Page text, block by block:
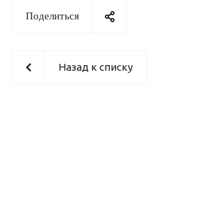
Поделиться
Назад к списку